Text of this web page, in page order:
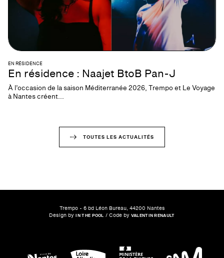
EN RÉSIDENCE
En résidence : Naajet BtoB Pan-J
À l’occasion de la saison Méditerranée 2026, Trempo et Le Voyage
à Nantes créent...
TOUTES LES ACTUALITÉS
Trempo - 6 bd Léon Bureau, 44200 Nantes
Design byIN THE POOL / Code by VALENTIN RENAULT